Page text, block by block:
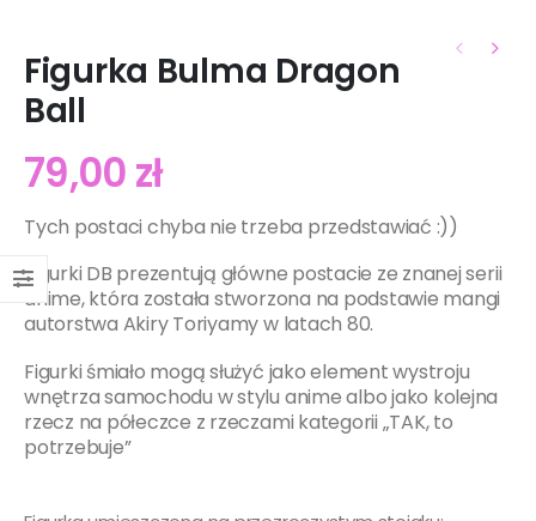
Figurka Bulma Dragon
Ball
79,00 zł
Tych postaci chyba nie trzeba przedstawiać :))
Figurki DB prezentują główne postacie ze znanej serii
anime, która została stworzona na podstawie mangi
autorstwa Akiry Toriyamy w latach 80.
Figurki śmiało mogą służyć jako element wystroju
wnętrza samochodu w stylu anime albo jako kolejna
rzecz na półeczce z rzeczami kategorii „TAK, to
potrzebuje”